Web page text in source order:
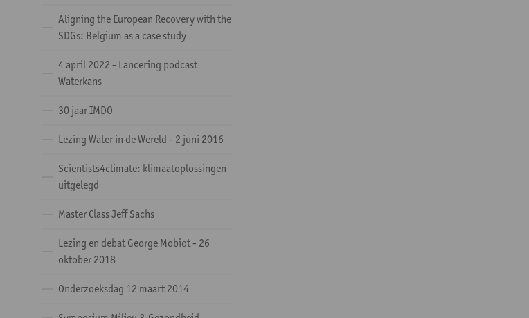
Aligning the European Recovery with the
SDGs: Belgium as a case study
4 april 2022 - Lancering podcast
Waterkans
30 jaar IMDO
Lezing Water in de Wereld - 2 juni 2016
Scientists4climate: klimaatoplossingen
uitgelegd
Master Class Jeff Sachs
Lezing en debat George Mobiot - 26
oktober 2018
Onderzoeksdag 12 maart 2014